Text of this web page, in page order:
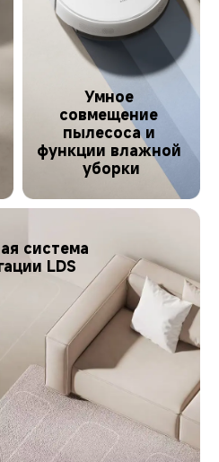
Умное
совмещение
пылесоса и
функции влажной
уборки
система
LDS